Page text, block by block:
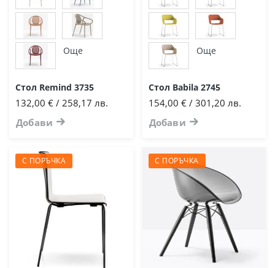
Още
Стол Remind 3735
132,00 € / 258,17 лв.
Добави
Още
Стол Babila 2745
154,00 € / 301,20 лв.
Добави
С ПОРЪЧКА С ПОРЪЧКА